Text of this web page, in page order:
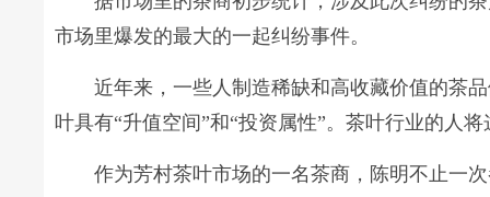
市场里爆发的最大的一起纠纷事件。
近年来，一些人制造稀缺和高收藏价值的茶
叶具有“升值空间”和“投资属性”。茶叶行业的人将
作为芳村茶叶市场的一名茶商，陈明不止一